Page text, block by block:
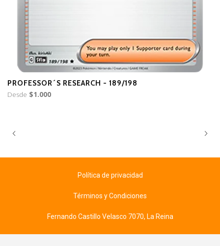
PROFESSOR´S RESEARCH - 189/198
Desde $1.000
Política de privacidad
Términos y Condiciones
Fernando Castillo Velasco 7070, La Reina